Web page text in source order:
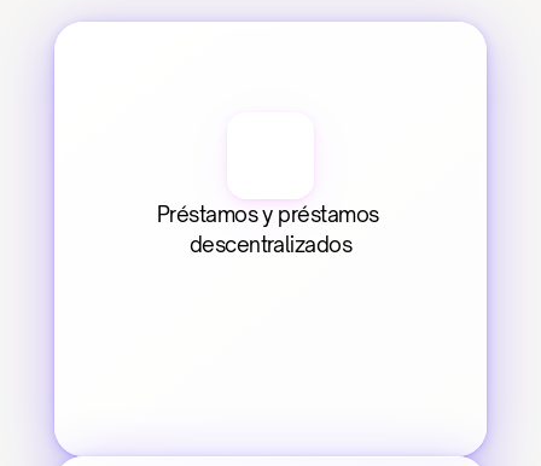
Préstamos y préstamos
descentralizados